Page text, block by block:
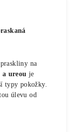
na
a ureou je
typy pokožky.
úlevu od